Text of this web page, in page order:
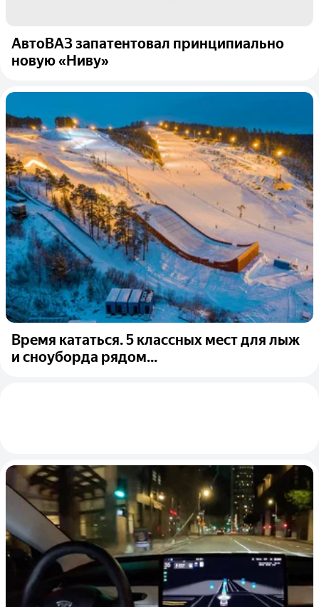
АвтоВАЗ запатентовал принципиально
новую «Ниву»
Время кататься. 5 классных мест для лыж
и сноуборда рядом...